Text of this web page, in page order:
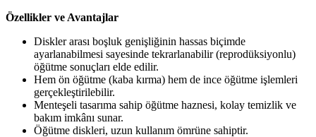
Özellikler ve Avantajlar
Diskler arası boşluk genişliğinin hassas biçimde
ayarlanabilmesi sayesinde tekrarlanabilir (reprodüksiyonlu)
öğütme sonuçları elde edilir.
Hem ön öğütme (kaba kırma) hem de ince öğütme işlemleri
gerçekleştirilebilir.
Menteşeli tasarıma sahip öğütme haznesi, kolay temizlik ve
bakım imkânı sunar.
Öğütme diskleri, uzun kullanım ömrüne sahiptir.